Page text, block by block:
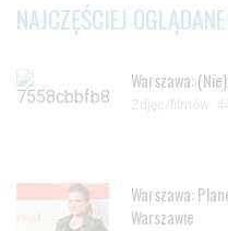
NAJCZĘŚCIEJ
Warszawa:
Zdjęc/filmów:
Warszawa:
Warszawie